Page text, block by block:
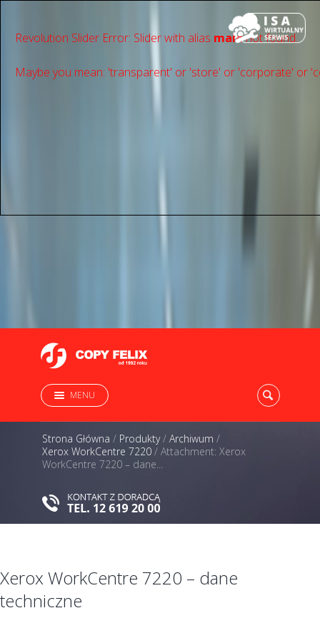
Revolution Slider Error: Slider with alias mainnot found.
Maybe you mean: 'transparent' or 'store' or 'сorporate' or
MENU
Strona Główna / Produkty/ Archiwum /
Xerox WorkCentre 7220 / Attachment: Xerox
WorkCentre 7220 – dane...
Xerox WorkCentre 7220 – dane
techniczne